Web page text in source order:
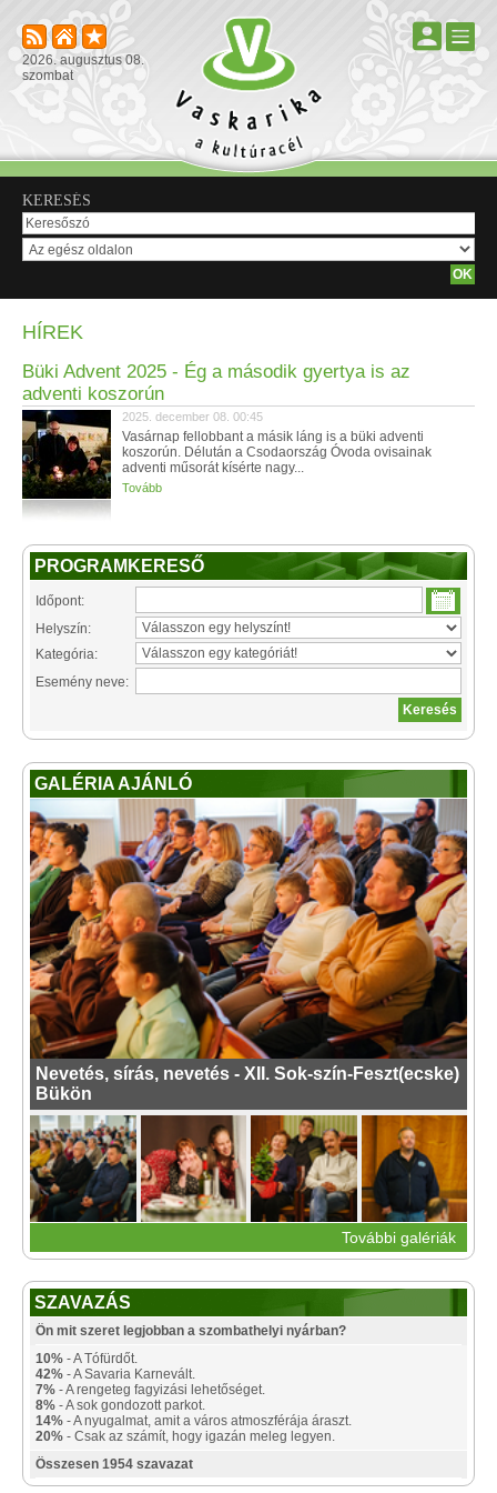
2026. augusztus 08.
szombat
KERESÉS
HÍREK
Büki Advent 2025 - Ég a második gyertya is az
adventi koszorún
2025. december 08. 00:45
Vasárnap fellobbant a másik láng is a büki adventi
koszorún. Délután a Csodaország Óvoda ovisainak
adventi műsorát kísérte nagy...
Tovább
PROGRAMKERESŐ
Időpont:
Helyszín:
Kategória:
Esemény neve:
GALÉRIA AJÁNLÓ
Nevetés, sírás, nevetés - XII. Sok-szín-Feszt(ecske)
Bükön
További galériák
SZAVAZÁS
Ön mit szeret legjobban a szombathelyi nyárban?
10% - A Tófürdőt.
42% - A Savaria Karnevált.
7% - A rengeteg fagyizási lehetőséget.
8% - A sok gondozott parkot.
14% - A nyugalmat, amit a város atmoszférája áraszt.
20% - Csak az számít, hogy igazán meleg legyen.
Összesen 1954 szavazat